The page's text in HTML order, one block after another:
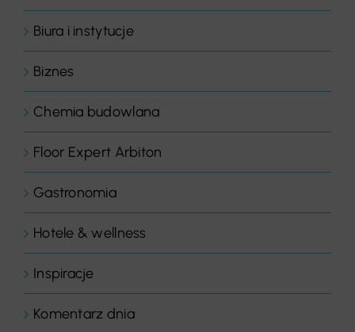
Biura i instytucje
Biznes
Chemia budowlana
Floor Expert Arbiton
Gastronomia
Hotele & wellness
Inspiracje
Komentarz dnia